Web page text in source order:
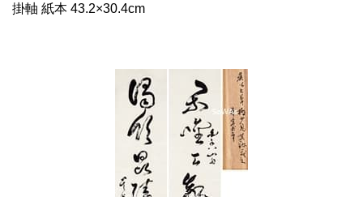
掛軸 紙本 43.2×30.4cm